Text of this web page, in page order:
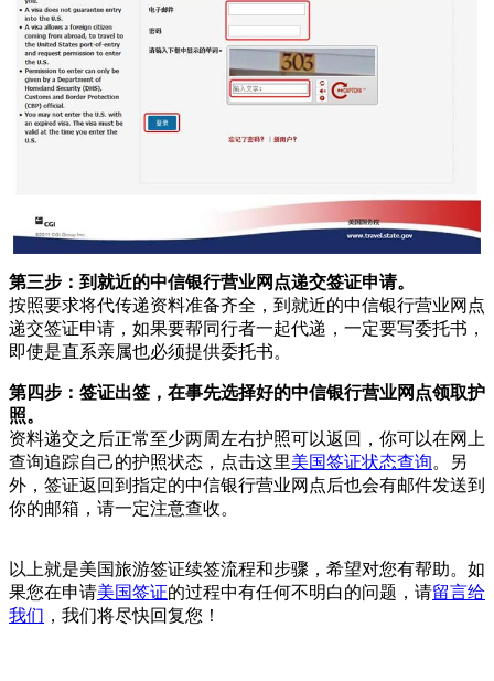
第三步：到就近的中信银行营业网点递交签证申请。
按照要求将代传递资料准备齐全，到就近的中信银行营业网点
递交签证申请，如果要帮同行者一起代递，一定要写委托书，
即使是直系亲属也必须提供委托书。
第四步：签证出签，在事先选择好的中信银行营业网点领取护
照。
资料递交之后正常至少两周左右护照可以返回，你可以在网上
查询追踪自己的护照状态，点击这里美国签证状态查询。另
外，签证返回到指定的中信银行营业网点后也会有邮件发送到
你的邮箱，请一定注意查收。
以上就是美国旅游签证续签流程和步骤，希望对您有帮助。如
果您在申请美国签证的过程中有任何不明白的问题，请留言给
我们 ，我们将尽快回复您！